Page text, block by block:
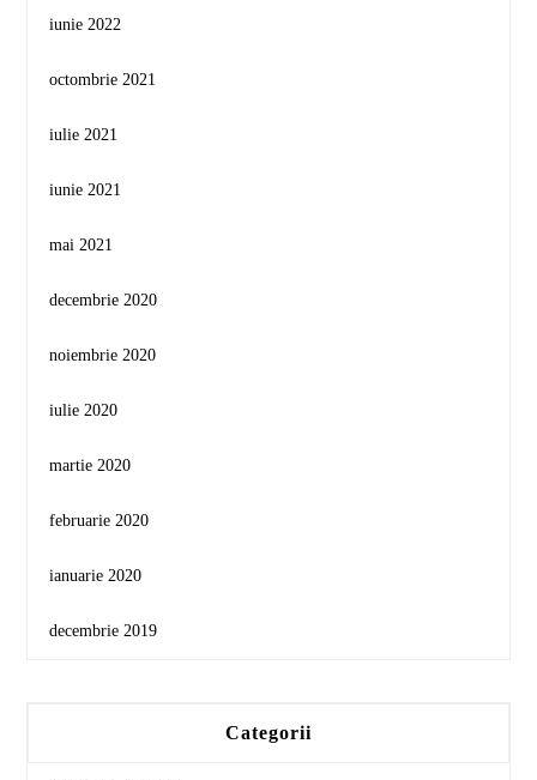
iunie 2022
octombrie 2021
iulie 2021
iunie 2021
mai 2021
decembrie 2020
noiembrie 2020
iulie 2020
martie 2020
februarie 2020
ianuarie 2020
decembrie 2019
Categorii